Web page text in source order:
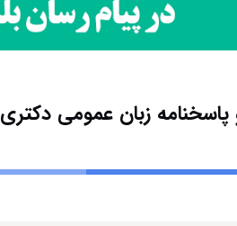
زبان عمومی دکتری 99 گروه علوم انسانی